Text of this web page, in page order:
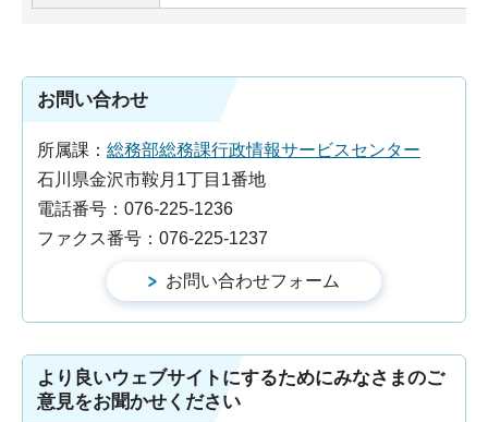
お問い合わせ
所属課： 総務部総務課行政情報サービスセンター
石川県金沢市鞍月1丁目1番地
電話番号：076-225-1236
ファクス番号：076-225-1237
より良いウェブサイトにするためにみなさまのご
意見をお聞かせください